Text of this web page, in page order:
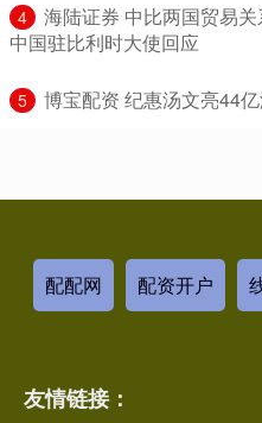
4
海陆证券 中比两国贸易
中国驻比利时大使回应
5 博宝配资 纪惠汤文亮44
配配网 配资开户
友情链接：